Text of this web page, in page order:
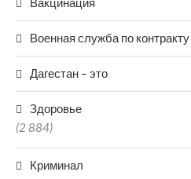
Военная служба по контракту
Дагестан – это
Здоровье
(2 884)
Криминал